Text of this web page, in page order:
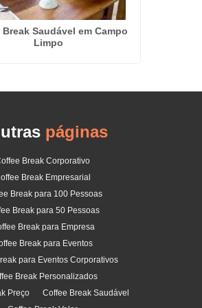
Saudável em Campo
Limpo
páginas
Break Corporativo
Break Empresarial
Break para 100 Pessoas
Break para 50 Pessoas
Break para Empresa
Break para Eventos
para Eventos Corporativos
Break Personalizados
Preço
Coffee Break Saudável